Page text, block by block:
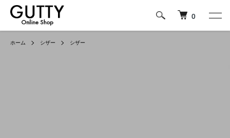
0
ホーム シザー シザー